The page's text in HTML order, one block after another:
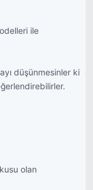
ile
düşünmesinler ki
olan